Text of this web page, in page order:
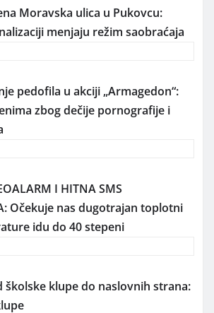
Moravska ulica u Pukovcu:
menjaju režim saobraćaja
pedofila u akciji „Armagedon“:
zbog dečije pornografije i
I HITNA SMS
Očekuje nas dugotrajan toplotni
idu do 40 stepeni
školske klupe do naslovnih strana: